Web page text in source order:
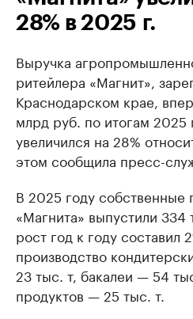
28% в 2025 г.
Выручка
ритейлера «Магнит»,
Краснодарском крае,
млрд руб. по итогам 2025
увеличился на 28%
этом сообщила пресс-
В 2025 году собственные
«Магнита» выпустили 334
рост год к году составил
производство
23 тыс. т, бакалеи — 54
продуктов — 25 тыс. т.